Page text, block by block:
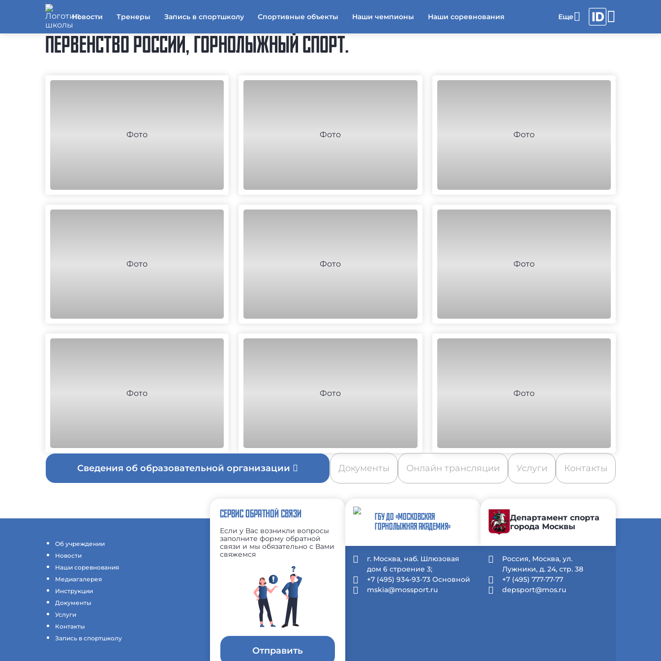
Новости Тренеры Запись в спортшколу Спортивные объекты Наши чемпионы Наши соревнования
ПЕРВЕНСТВО РОССИИ, ГОРНОЛЫЖНЫЙ СПОРТ.
Сведения об образовательной организации Документы Онлайн трансляции Услуги Контакты
Об учреждении
Новости
Наши соревнования
Медиагалерея
Инструкции
Документы
Услуги
Контакты
Запись в спортшколу
СЕРВИС ОБРАТНОЙ СВЯЗИ
Если у Вас возникли вопросы
заполните форму обратной
связи и мы обязательно с Вами
свяжемся
Отправить
ГБУ ДО «МОСКОВСКАЯ
ГОРНОЛЫЖНАЯ АКАДЕМИЯ»
г. Москва, наб. Шлюзовая
дом 6 строение 3;
+7 (495) 934-93-73 Основной
mskia@mossport.ru
Департамент спорта
города Москвы
Россия, Москва, ул.
Лужники, д. 24, стр. 38
+7 (495) 777-77-77
depsport@mos.ru